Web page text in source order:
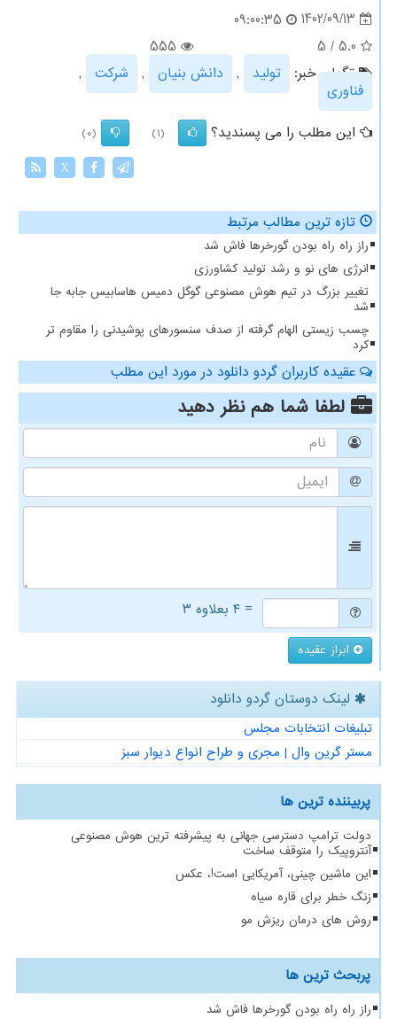
1402/09/13
09:00:35
5.0
/
5
555
تگهای خبر:
تولید , دانش بنیان , شركت
,
فناوری
این مطلب را می پسندید؟
(1)
(0)
X
تازه ترین مطالب مرتبط
راز راه راه بودن گورخرها فاش شد
انرژی های نو و رشد تولید کشاورزی
تغییر بزرگ در تیم هوش مصنوعی گوگل دمیس هاسابیس جابه جا
شد
چسب زیستی الهام گرفته از صدف سنسورهای پوشیدنی را مقاوم تر
کرد
عقیده کاربران گردو دانلود در مورد این مطلب
لطفا شما همنظر دهید
= ۴ بعلاوه ۳
ابراز عقیده
لینک دوستان گردو دانلود
تبلیغات انتخابات مجلس
مستر گرین وال | مجری و طراح انواع دیوار سبز
پربیننده ترین ها
دولت ترامپ دسترسی جهانی به پیشرفته ترین هوش مصنوعی
آنتروپیک را متوقف ساخت
این ماشین چینی، آمریکایی است!، عکس
زنگ خطر برای قاره سیاه
روش های درمان ریزش مو
پربحث ترین ها
راز راه راه بودن گورخرها فاش شد